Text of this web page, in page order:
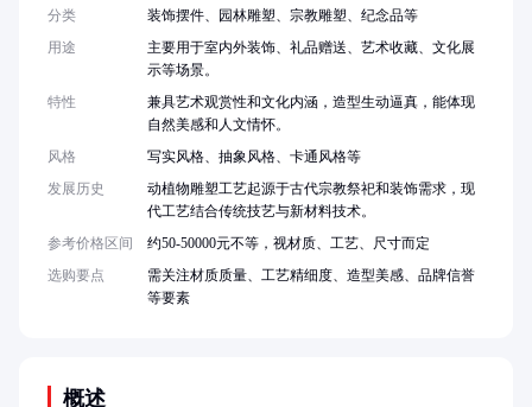
概述
分类
装饰摆件、园林雕塑、宗教雕塑、纪念品等
用途
主要用于室内外装饰、礼品赠送、艺术收藏、文化展
示等场景。
特性
兼具艺术观赏性和文化内涵，造型生动逼真，能体现
自然美感和人文情怀。
风格
写实风格、抽象风格、卡通风格等
发展历史
动植物雕塑工艺起源于古代宗教祭祀和装饰需求，现
代工艺结合传统技艺与新材料技术。
参考价格区间
约50-50000元不等，视材质、工艺、尺寸而定
选购要点
需关注材质质量、工艺精细度、造型美感、品牌信誉
等要素